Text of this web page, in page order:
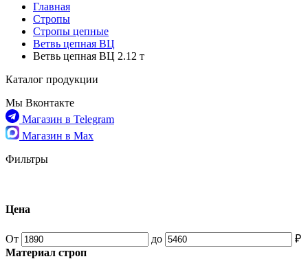
Главная
Стропы
Стропы цепные
Ветвь цепная ВЦ
Ветвь цепная ВЦ 2.12 т
Каталог продукции
Мы Вконтакте
Магазин в Telegram
Магазин в Max
Фильтры
Цена
От до
₽
Материал строп